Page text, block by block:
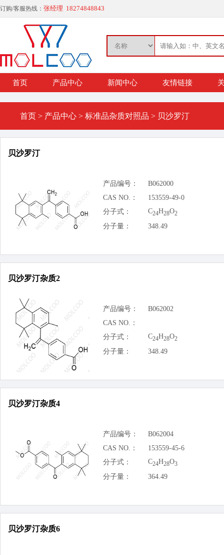
订购/客服热线： 张经理 18274848843
首页 产品中心 新闻中心 友情链接
首页 > 产品中心 > 标准品杂质对照品 > 贝沙罗汀
贝沙罗汀
产品编号：
B062000
CAS NO.：
153559-49-0
分子式：
C24H28O2
分子量： 348.49
贝沙罗汀杂质2
产品编号：
B062002
CAS NO.：
分子式：
C24H28O2
分子量： 348.49
贝沙罗汀杂质4
产品编号：
B062004
CAS NO.：
153559-45-6
分子式：
C24H28O3
分子量： 364.49
贝沙罗汀杂质6